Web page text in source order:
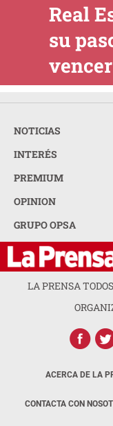
Real
su
NOTICIAS
INTERÉS
PREMIUM
OPINION
GRUPO OPSA
LA PRENSA
ACERCA DE LA
CONTACTA CON